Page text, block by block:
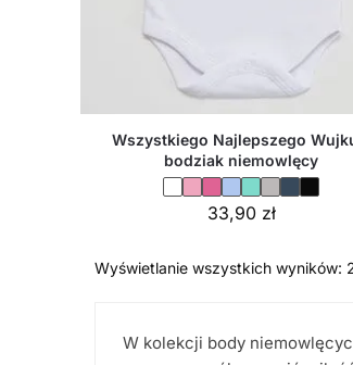
Wszystkiego Najlepszego
bodziak niemowlęcy
33,90 zł
Wyświetlanie wszystkich wyników:
W kolekcji body